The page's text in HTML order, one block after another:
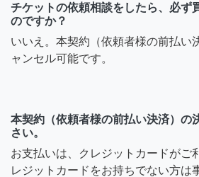
チケットの依頼相談をしたら、必ず
のですか？
いいえ。本契約（依頼者様の前払い
ャンセル可能です。
本契約（依頼者様の前払い決済）の
さい。
お支払いは、クレジットカードがご
レジットカードをお持ちでない方は